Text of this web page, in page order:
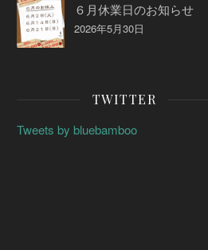
６月休業日のお知らせ
2026年5月30日
TWITTER
Tweets by bluebamboo